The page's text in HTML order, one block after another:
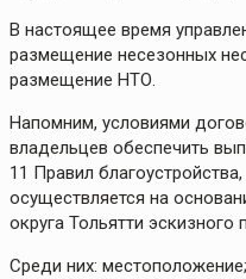
В настоящее время
размещение несезонных
размещение НТО.
Напомним, условиями
владельцев обеспечить
11 Правил
осуществляется на
округа Тольятти
Среди них: